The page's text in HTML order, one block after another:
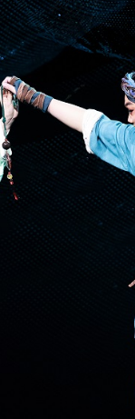
石油言論 拉美
見證文儒沉香從
團來瓊考察
約18億元
萬億 利潤總
玩法
，共奏客家文化
拉石油言論 拉美